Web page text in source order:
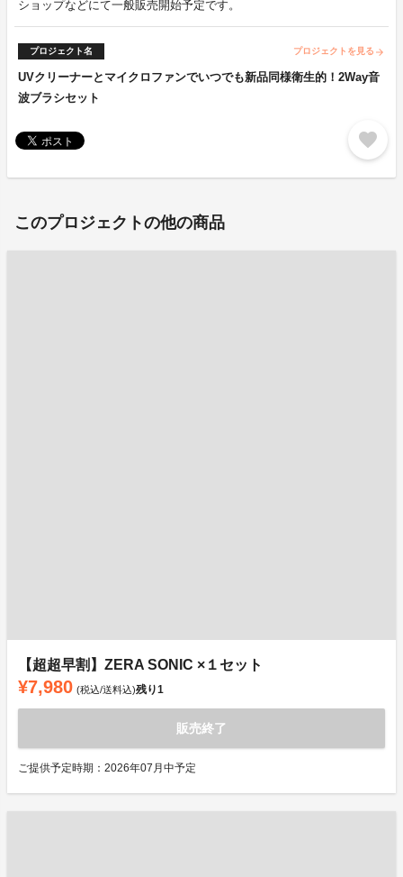
ショップなどにて一般販売開始予定です。
プロジェクト名 プロジェクトを見る arrow_forward
UVクリーナーとマイクロファンでいつでも新品同様衛生的！2Way音
波ブラシセット
favorite
このプロジェクトの他の商品
【超超早割】ZERA SONIC ×１セット
¥7,980 (税込/送料込)残り1
販売終了
ご提供予定時期：2026年07月中予定